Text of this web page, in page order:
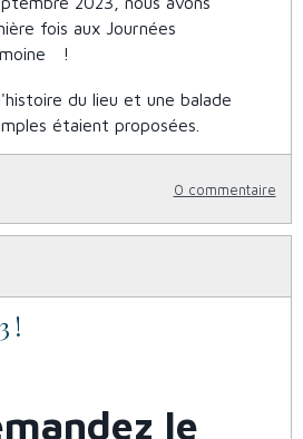
fois aux Journées
!
du lieu et une balade
étaient proposées.
0 commentaire
!
le